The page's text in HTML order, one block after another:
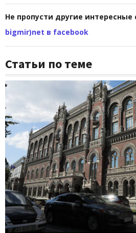
Не пропусти другие
bigmir)net в facebook
Статьи по теме